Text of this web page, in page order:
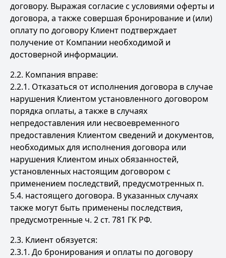
договору. Выражая согласие с условиями оферты и
договора, а также совершая бронирование и (или)
оплату по договору Клиент подтверждает
получение от Компании необходимой и
достоверной информации.
2.2. Компания вправе:
2.2.1. Отказаться от исполнения договора в случае
нарушения Клиентом установленного договором
порядка оплаты, а также в случаях
непредоставления или несвоевременного
предоставления Клиентом сведений и документов,
необходимых для исполнения договора или
нарушения Клиентом иных обязанностей,
установленных настоящим договором с
применением последствий, предусмотренных п.
5.4. настоящего договора. В указанных случаях
также могут быть применены последствия,
предусмотренные ч. 2 ст. 781 ГК РФ.
2.3. Клиент обязуется:
2.3.1. До бронирования и оплаты по договору